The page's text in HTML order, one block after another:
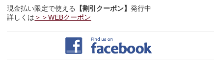
現金払い限定で使える 【割引クーポン】発行中
詳しくは ＞＞WEBクーポン